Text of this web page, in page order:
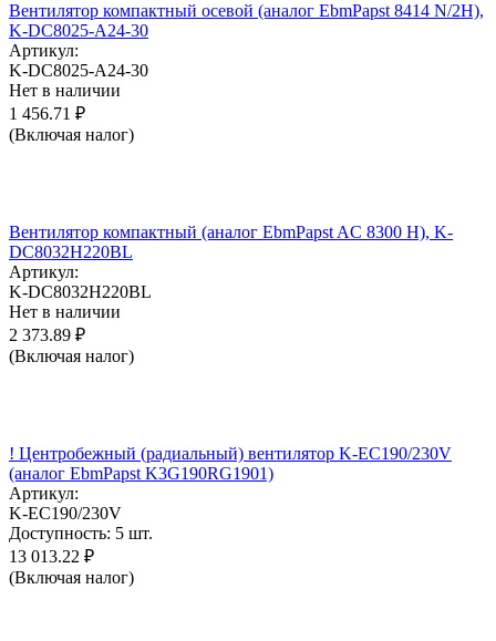
Вентилятор компактный осевой (аналог EbmPapst 8414 N/2H),
K-DC8025-A24-30
Артикул:
K-DC8025-A24-30
Нет в наличии
1 456.71 ₽
(Включая налог)
Вентилятор компактный (аналог EbmPapst AC 8300 H), K-
DC8032H220BL
Артикул:
K-DC8032H220BL
Нет в наличии
2 373.89 ₽
(Включая налог)
! Центробежный (радиальный) вентилятор K-EC190/230V
(аналог EbmPapst K3G190RG1901)
Артикул:
K-EC190/230V
Доступность: 5 шт.
13 013.22 ₽
(Включая налог)